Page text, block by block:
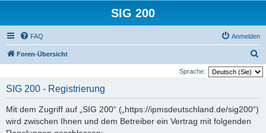
SIG 200
FAQ Anmelden
Foren-Übersicht
u
Sprache:
SIG 200 - Registrierung
Mit dem Zugriff auf „SIG 200“ („https://ipmsdeutschland.de/sig200“)
wird zwischen Ihnen und dem Betreiber ein Vertrag mit folgenden